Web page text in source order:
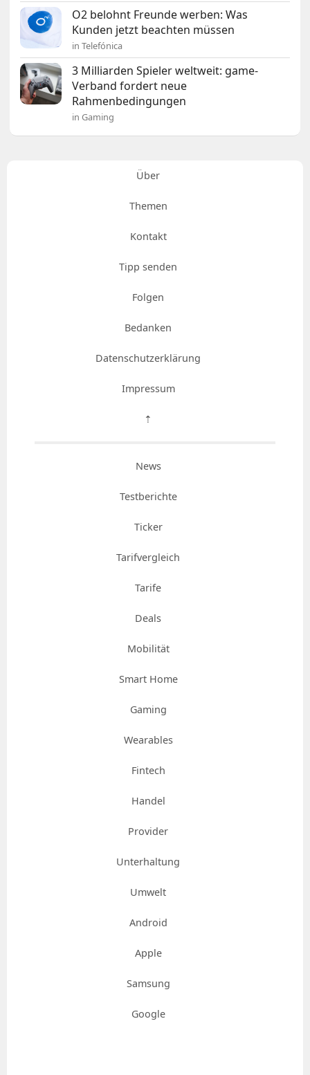
O2 belohnt Freunde werben: Was
Kunden jetzt beachten müssen
in Telefónica
3 Milliarden Spieler weltweit: game-
Verband fordert neue
Rahmenbedingungen
in Gaming
Über
Themen
Kontakt
Tipp senden
Folgen
Bedanken
Datenschutzerklärung
Impressum
⇡
News
Testberichte
Ticker
Tarifvergleich
Tarife
Deals
Mobilität
Smart Home
Gaming
Wearables
Fintech
Handel
Provider
Unterhaltung
Umwelt
Android
Apple
Samsung
Google